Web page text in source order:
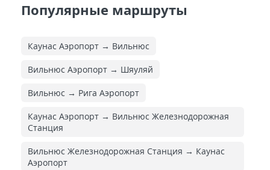
Популярные маршруты
Каунас Аэропорт → Вильнюс
Вильнюс Аэропорт → Шяуляй
Вильнюс → Рига Аэропорт
Каунас Аэропорт → Вильнюс Железнодорожная
Cтанция
Вильнюс Железнодорожная Cтанция → Каунас
Аэропорт